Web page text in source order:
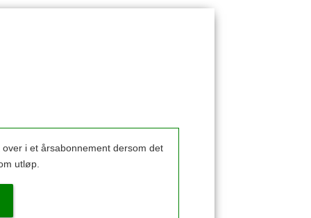
i et årsabonnement dersom det
utløp.